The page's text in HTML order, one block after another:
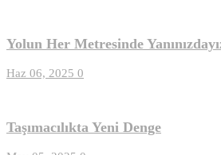
Yolun Her Metresinde
Haz 06, 2025 0
Taşımacılıkta Yeni Denge